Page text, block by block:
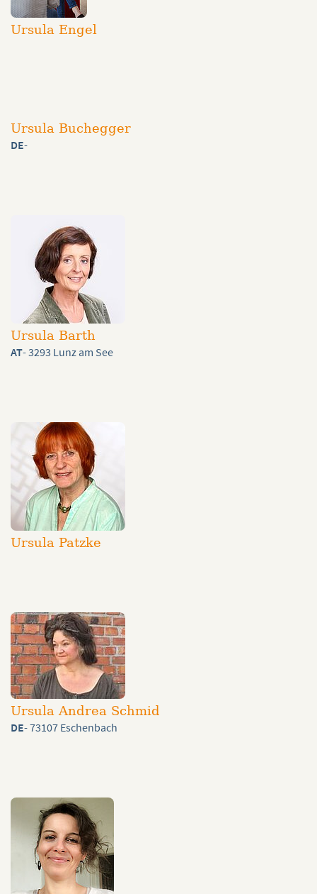
Ursula Engel
Ursula Buchegger
DE-
Ursula Barth
AT- 3293 Lunz am See
Ursula Patzke
Ursula Andrea Schmid
DE- 73107 Eschenbach